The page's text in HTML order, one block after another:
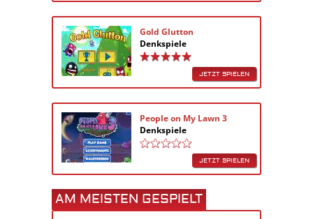
Gold Glutton
Denkspiele
JETZT SPIELEN
People on My Lawn 3
Denkspiele
JETZT SPIELEN
AM MEISTEN GESPIELT